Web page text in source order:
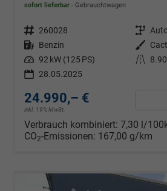
sofort lieferbar Gebrauchtwagen
Fahrzeugnr. 260028 Getriebe
Kraftstoff Benzin Außenfarbe
Leistung 92 kW (125 PS) Kilometerstand
28.05.2025
24.990,– €
inkl. 19% MwSt.
Verbrauch kombiniert: 7,30 l/
CO2-Emissionen: 167,00 g/km